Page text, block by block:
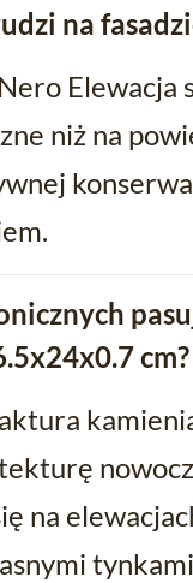
na
Elewacja
niż na
cm?
na